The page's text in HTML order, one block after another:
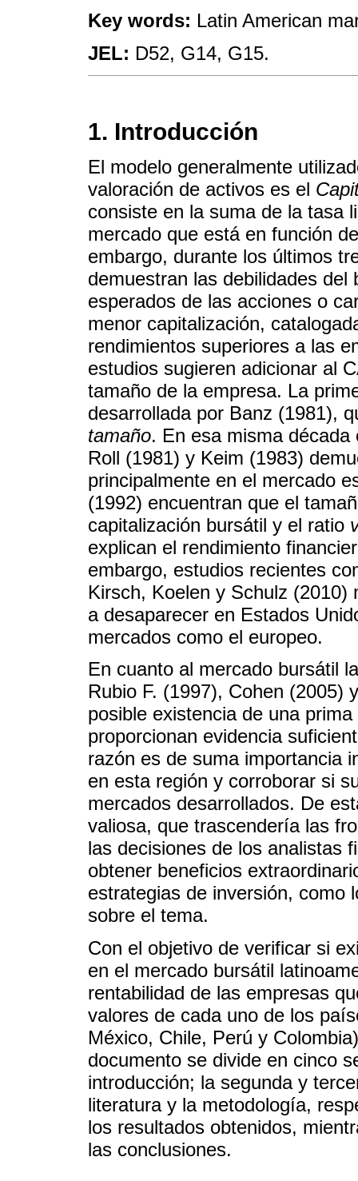
Key words: Latin American
JEL: D52, G14, G15.
1. Introducción
El modelo generalmente
valoración de activos es el
consiste en la suma de la tasa
mercado que está en función
embargo, durante los últimos
demuestran las debilidades
esperados de las acciones o
menor capitalización,
rendimientos superiores a las
estudios sugieren adicionar al
tamaño de la empresa. La
desarrollada por Banz (1981),
tamaño. En esa misma
Roll (1981) y Keim (1983)
principalmente en el mercado
(1992) encuentran que el
capitalización bursátil y el ratio
explican el rendimiento
embargo, estudios recientes
Kirsch, Koelen y Schulz
a desaparecer en Estados
mercados como el europeo.
En cuanto al mercado bursátil
Rubio F. (1997), Cohen (2005)
posible existencia de una
proporcionan evidencia
razón es de suma importancia
en esta región y corroborar si
mercados desarrollados. De
valiosa, que trascendería las
las decisiones de los analistas
obtener beneficios
estrategias de inversión, como
sobre el tema.
Con el objetivo de verificar si
en el mercado bursátil
rentabilidad de las empresas
valores de cada uno de los
México, Chile, Perú y
documento se divide en cinco
introducción; la segunda y
literatura y la metodología,
los resultados obtenidos,
las conclusiones.